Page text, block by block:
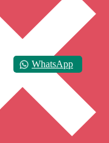
WhatsApp